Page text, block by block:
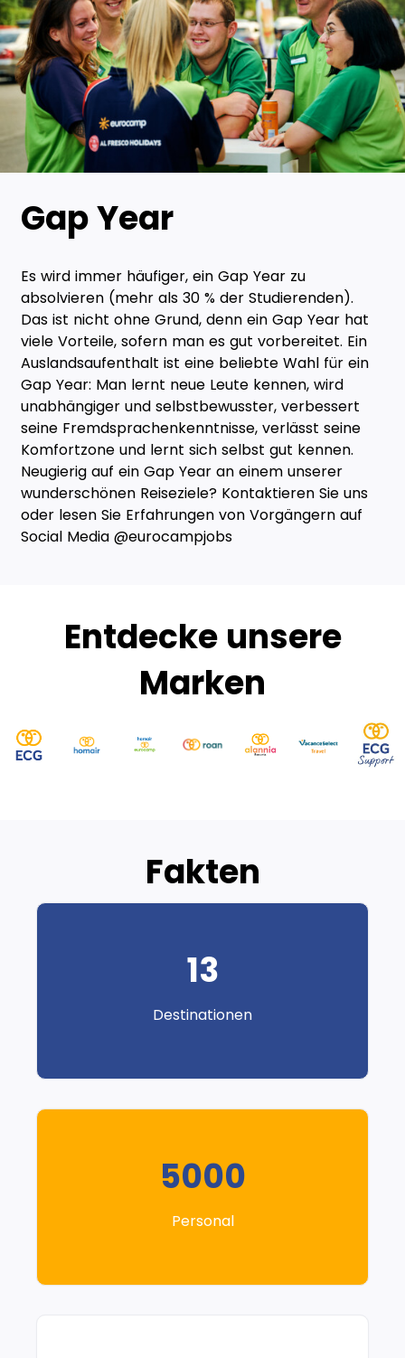
Gap Year
Es wird immer häufiger, ein Gap Year zu
absolvieren (mehr als 30 % der Studierenden).
Das ist nicht ohne Grund, denn ein Gap Year hat
viele Vorteile, sofern man es gut vorbereitet. Ein
Auslandsaufenthalt ist eine beliebte Wahl für ein
Gap Year: Man lernt neue Leute kennen, wird
unabhängiger und selbstbewusster, verbessert
seine Fremdsprachenkenntnisse, verlässt seine
Komfortzone und lernt sich selbst gut kennen.
Neugierig auf ein Gap Year an einem unserer
wunderschönen Reiseziele? Kontaktieren Sie uns
oder lesen Sie Erfahrungen von Vorgängern auf
Social Media @eurocampjobs
Entdecke unsere
Marken
Fakten
13
Destinationen
5000
Personal